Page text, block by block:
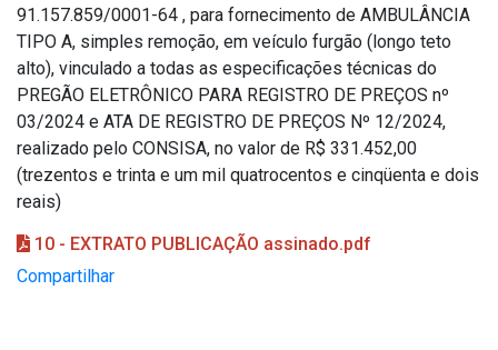
91.157.859/0001-64 , para fornecimento de AMBULÂNCIA
TIPO A, simples remoção, em veículo furgão (longo teto
alto), vinculado a todas as especificações técnicas do
PREGÃO ELETRÔNICO PARA REGISTRO DE PREÇOS nº
03/2024 e ATA DE REGISTRO DE PREÇOS Nº 12/2024,
realizado pelo CONSISA, no valor de R$ 331.452,00
(trezentos e trinta e um mil quatrocentos e cinqüenta e dois
reais)
10 - EXTRATO PUBLICAÇÃO assinado.pdf
Compartilhar